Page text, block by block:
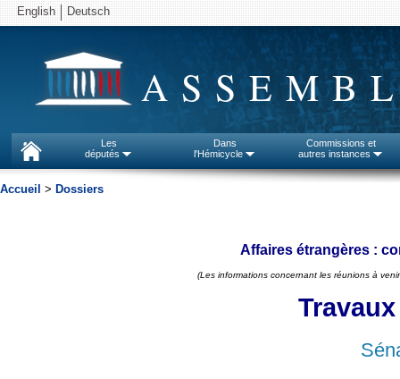
English Deutsch
Les
députés
Dans
l'Hémicycle
Commissions et
autres instances
Accueil > Dossiers
Affaires étrangères :
(Les informations concernant les réunions à